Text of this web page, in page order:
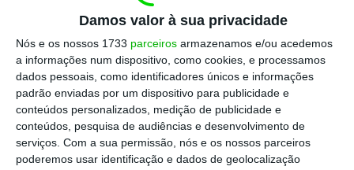
Damos valor à sua privacidade
Nós e os nossos 1733 parceiros armazenamos e/ou acedemos
a informações num dispositivo, como cookies, e processamos
dados pessoais, como identificadores únicos e informações
padrão enviadas por um dispositivo para publicidade e
conteúdos personalizados, medição de publicidade e
conteúdos, pesquisa de audiências e desenvolvimento de
serviços. Com a sua permissão, nós e os nossos parceiros
poderemos usar identificação e dados de geolocalização
de nomeada, não apenas da área tecnológica,
mas também do mundo financeiro e dos bens de
consumo, anunciavam a criação da Associação
Libra e de uma nova cripto divisa.
Numa primeira análise, a novidade do projecto
libra, face a outras cripto divisas, reside na
existência de um cabaz de activos financeiros